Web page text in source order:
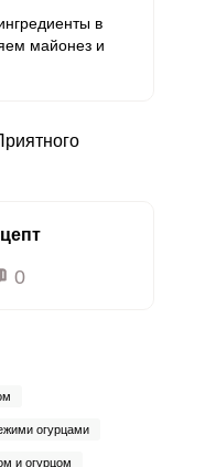
в
майонез и
0
огурцами
и огурцом